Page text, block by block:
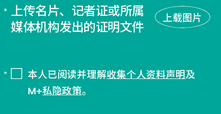
上传名片、记者证或所属
媒体机构发出的证明文件
上载图片
本人已阅读并理解收集个人资料声明及
M+私隐政策。